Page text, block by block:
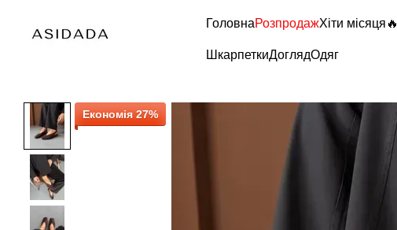
ГоловнаРозпродажХіти місяця🔥
ШкарпеткиДоглядОдяг
Економія 27%